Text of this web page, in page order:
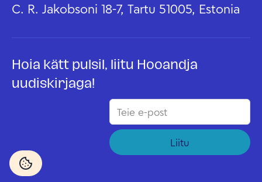
C. R. Jakobsoni 18-7, Tartu 51005, Estonia
Hoia kätt pulsil, liitu Hooandja
uudiskirjaga!
Liitu